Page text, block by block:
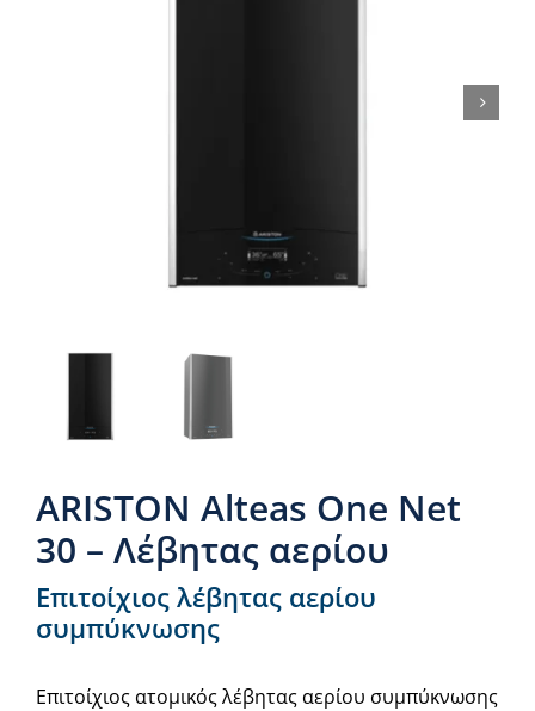
ARISTON Alteas One Net
30 – Λέβητας αερίου
Επιτοίχιος λέβητας αερίου
συμπύκνωσης
Επιτοίχιος ατομικός λέβητας αερίου συμπύκνωσης